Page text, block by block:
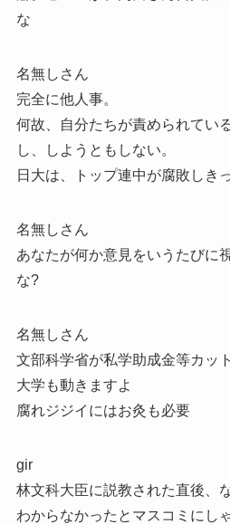
な
名無しさん
完全に他人事。
何故、自分たちが責められてい
し、しようともしない。
日大は、トップ連中が腐敗しき
名無しさん
あなたが何か意見をいうたびに
な?
名無しさん
文部科学省が私学助成金等カッ
大学も動きますよ
腐れジジイにはお灸も必要
gir
林文科大臣に説教された直後、
わからなかったとマスコミにし